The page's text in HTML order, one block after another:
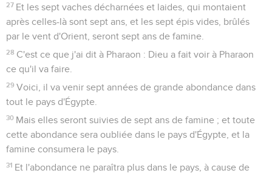
27 Et les sept vaches décharnées et laides, qui montaient
après celles-là sont sept ans, et les sept épis vides, brûlés
par le vent d'Orient, seront sept ans de famine.
28 C'est ce que j'ai dit à Pharaon : Dieu a fait voir à Pharaon
ce qu'il va faire.
29 Voici, il va venir sept années de grande abondance dans
tout le pays d'Égypte.
30 Mais elles seront suivies de sept ans de famine ; et toute
cette abondance sera oubliée dans le pays d'Égypte, et la
famine consumera le pays.
31 Et l'abondance ne paraîtra plus dans le pays, à cause de